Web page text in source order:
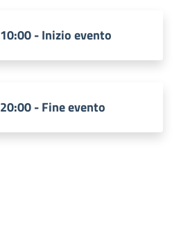
10:00 - Inizio evento
20:00 - Fine evento